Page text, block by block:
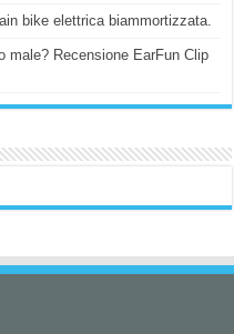
bike elettrica biammortizzata.
male? Recensione EarFun Clip